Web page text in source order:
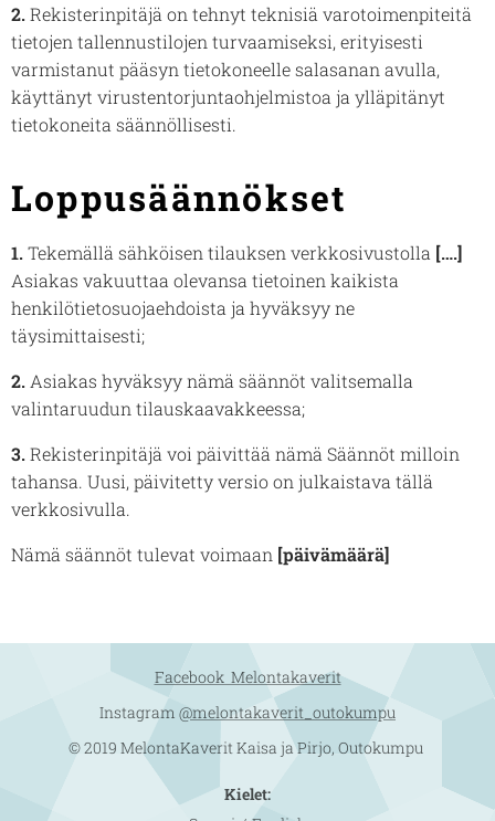
2.Rekisterinpitäjä on tehnyt teknisiä varotoimenpiteitä
tietojen tallennustilojen turvaamiseksi, erityisesti
varmistanut pääsyn tietokoneelle salasanan avulla,
käyttänyt virustentorjuntaohjelmistoa ja ylläpitänyt
tietokoneita säännöllisesti.
Loppusäännökset
1.Tekemällä sähköisen tilauksen verkkosivustolla [….]
Asiakas vakuuttaa olevansa tietoinen kaikista
henkilötietosuojaehdoista ja hyväksyy ne
täysimittaisesti;
2. Asiakas hyväksyy nämä säännöt valitsemalla
valintaruudun tilauskaavakkeessa;
3.Rekisterinpitäjä voi päivittää nämä Säännöt milloin
tahansa. Uusi, päivitetty versio on julkaistava tällä
verkkosivulla.
Nämä säännöt tulevat voimaan [päivämäärä]
Facebook Melontakaverit
Instagram @melontakaverit_outokumpu
© 2019 MelontaKaverit Kaisa ja Pirjo, Outokumpu
Kielet